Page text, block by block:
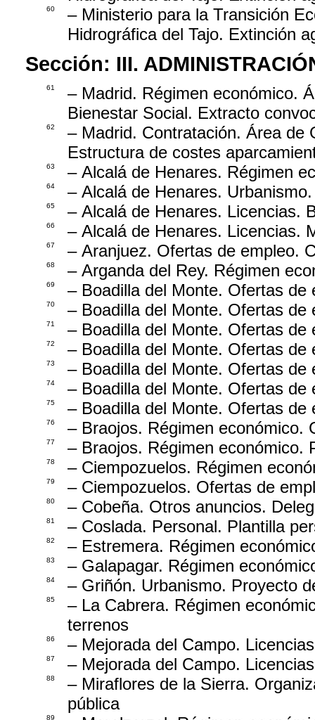
60
– Ministerio para la Transición
Hidrográfica del Tajo. Extinción
Sección: III.
61
– Madrid. Régimen económico.
Bienestar Social. Extracto
62
– Madrid. Contratación. Área de
Estructura de costes
63 – Alcalá de Henares. Régimen
64 – Alcalá de Henares.
65 – Alcalá de Henares. Licencias.
66 – Alcalá de Henares. Licencias.
67 – Aranjuez. Ofertas de empleo.
68 – Arganda del Rey. Régimen
69 – Boadilla del Monte. Ofertas
70 – Boadilla del Monte. Ofertas
71 – Boadilla del Monte. Ofertas de
72 – Boadilla del Monte. Ofertas de
73 – Boadilla del Monte. Ofertas de
74 – Boadilla del Monte. Ofertas de
75 – Boadilla del Monte. Ofertas de
76 – Braojos. Régimen económico.
77 – Braojos. Régimen económico.
78 – Ciempozuelos. Régimen
79 – Ciempozuelos. Ofertas de
80 – Cobeña. Otros anuncios.
81 – Coslada. Personal. Plantilla
82 – Estremera. Régimen
83 – Galapagar. Régimen
84 – Griñón. Urbanismo. Proyecto
85
– La Cabrera. Régimen
terrenos
86 – Mejorada del Campo.
87 – Mejorada del Campo.
88
– Miraflores de la Sierra.
pública
89